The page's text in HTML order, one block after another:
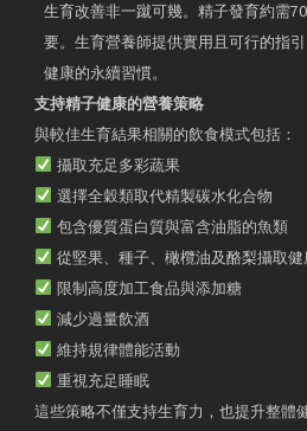
生育改善非一蹴可幾。精子發育約需
要。生育營養師提供實用且可行的指
健康的永續習慣。
支持精子健康的營養策略
與較佳生育結果相關的飲食模式包括：
攝取充足多彩蔬果
選擇全穀類取代精製碳水化合物
包含優質蛋白質與富含油脂的魚類
從堅果、種子、橄欖油及酪梨攝取健
限制高度加工食品與添加糖
減少過量飲酒
維持規律體能活動
重視充足睡眠
這些策略不僅支持生育力，也提升整體